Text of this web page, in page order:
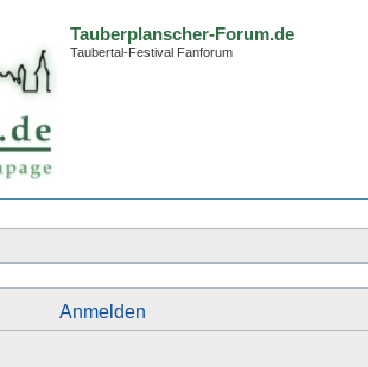
Tauberplanscher-Forum.de
Taubertal-Festival Fanforum
Anmelden